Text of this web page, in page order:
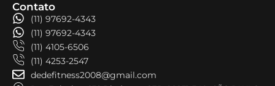
Contato
(11) 97692-4343
(11) 97692-4343
(11) 4105-6506
(11) 4253-2547
dedefitness2008@gmail.com